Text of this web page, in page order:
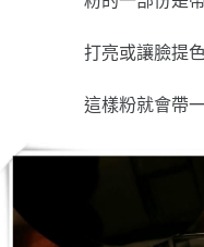
打亮或讓臉提
這樣粉就會帶